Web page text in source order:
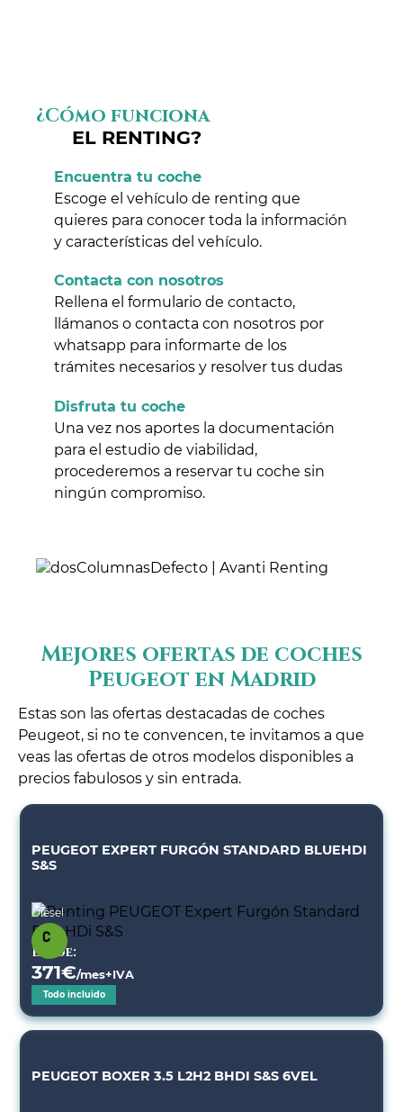
¿Cómo funciona
EL RENTING?
Encuentra tu coche
Escoge el vehículo de renting que
quieres para conocer toda la información
y características del vehículo.
Contacta con nosotros
Rellena el formulario de contacto,
llámanos o contacta con nosotros por
whatsapp para informarte de los
trámites necesarios y resolver tus dudas
Disfruta tu coche
Una vez nos aportes la documentación
para el estudio de viabilidad,
procederemos a reservar tu coche sin
ningún compromiso.
Mejores ofertas de coches
Peugeot en Madrid
Estas son las ofertas destacadas de coches
Peugeot, si no te convencen, te invitamos a que
veas las ofertas de otros modelos disponibles a
precios fabulosos y sin entrada.
PEUGEOT EXPERT FURGÓN STANDARD BLUEHDI
S&S
Diésel
Desde:
371€/mes+IVA
Todo incluido
PEUGEOT BOXER 3.5 L2H2 BHDI S&S 6VEL